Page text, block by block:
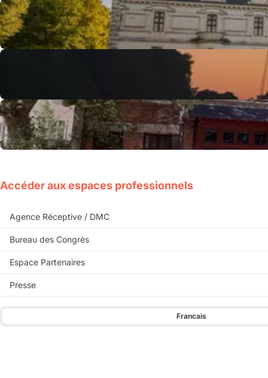
Accéder aux espaces professionnels
Agence Réceptive / DMC
Bureau des Congrès
Espace Partenaires
Presse
Francais